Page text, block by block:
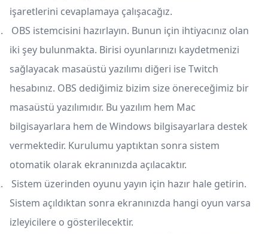
işaretlerini cevaplamaya çalışacağız.
OBS istemcisini hazırlayın. Bunun için ihtiyacınız olan
iki şey bulunmakta. Birisi oyunlarınızı kaydetmenizi
sağlayacak masaüstü yazılımı diğeri ise Twitch
hesabınız. OBS dediğimiz bizim size önereceğimiz bir
masaüstü yazılımıdır. Bu yazılım hem Mac
bilgisayarlara hem de Windows bilgisayarlara destek
vermektedir. Kurulumu yaptıktan sonra sistem
otomatik olarak ekranınızda açılacaktır.
Sistem üzerinden oyunu yayın için hazır hale getirin.
Sistem açıldıktan sonra ekranınızda hangi oyun varsa
izleyicilere o gösterilecektir.